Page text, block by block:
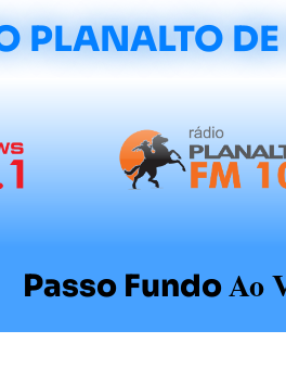
PLANALTO
Passo FundoAo